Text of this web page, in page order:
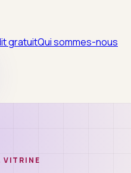
gratuitQui sommes-nous
VITRINE